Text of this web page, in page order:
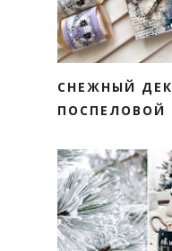
СНЕЖНЫЙ
ПОСПЕЛОВОЙ